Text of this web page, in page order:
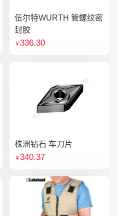
伍尔特WURTH 管螺纹密
封胶
￥336.30
株洲钻石 车刀片
￥340.37